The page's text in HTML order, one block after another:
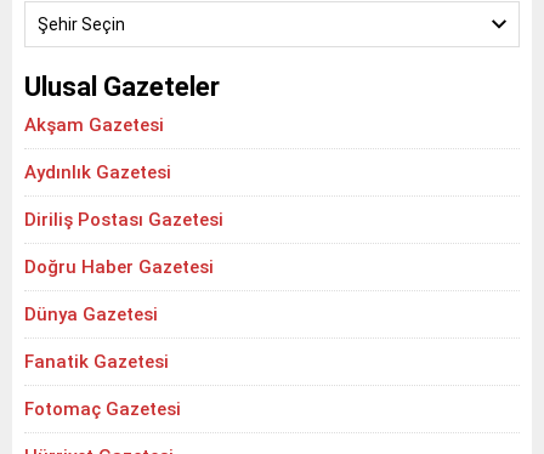
Şehir Seçin
Ulusal Gazeteler
Akşam Gazetesi
Aydınlık Gazetesi
Diriliş Postası Gazetesi
Doğru Haber Gazetesi
Dünya Gazetesi
Fanatik Gazetesi
Fotomaç Gazetesi